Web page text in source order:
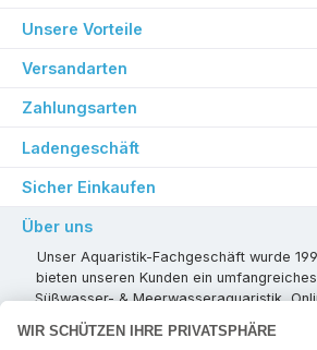
Unsere Vorteile
Versandarten
Zahlungsarten
Ladengeschäft
Sicher Einkaufen
Über uns
Unser Aquaristik-Fachgeschäft wurde
bieten unseren Kunden ein
Süßwasser- & Meerwasseraquaristik,
Pflanzen, Aquarienkombinationen,
kompetenter Aquaristik-